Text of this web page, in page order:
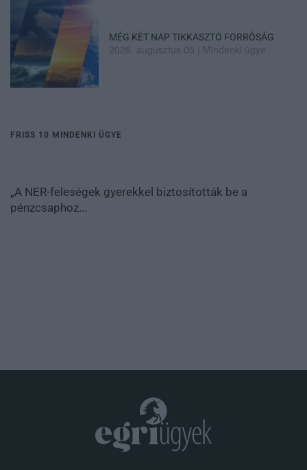
MÉG KÉT NAP TIKKASZTÓ FORRÓSÁG
2026. augusztus 05 Mindenki ügye
FRISS 10 MINDENKI ÜGYE
„A NER-feleségek gyerekkel biztosították be a
pénzcsaphoz...